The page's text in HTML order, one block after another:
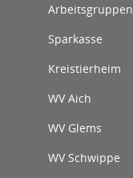
Arbeitsgruppen
Sparkasse
Kreistierheim
WV Aich
WV Glems
WV Schwippe